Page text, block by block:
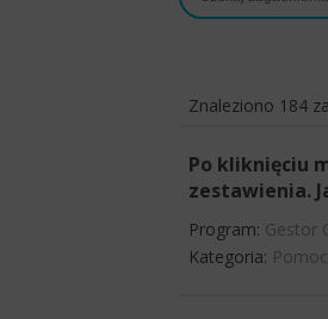
Znaleziono 184
Po kliknięciu
zestawienia.
Program: Gestor
Kategoria: